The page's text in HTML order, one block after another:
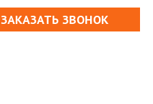
ЗАКАЗАТЬ ЗВОНОК